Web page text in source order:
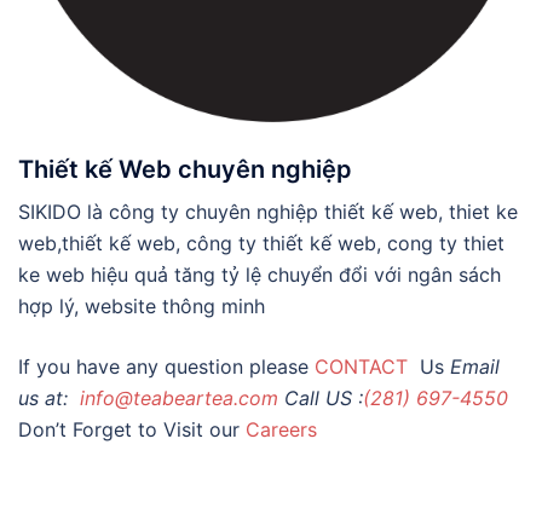
Thiết kế Web chuyên nghiệp
SIKIDO là công ty chuyên nghiệp thiết kế web, thiet ke
web,thiết kế web, công ty thiết kế web, cong ty thiet
ke web hiệu quả tăng tỷ lệ chuyển đổi với ngân sách
hợp lý, website thông minh
If you have any question please CONTACT Us Email
us at: info@teabeartea.com Call US :(281) 697-4550
Don’t Forget to Visit our Careers